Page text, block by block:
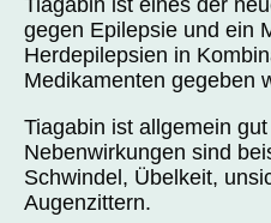
Tiagabin ist eines der
gegen Epilepsie und ein
Herdepilepsien in
Medikamenten gegeben
Tiagabin ist allgemein
Nebenwirkungen sind
Schwindel, Übelkeit,
Augenzittern.